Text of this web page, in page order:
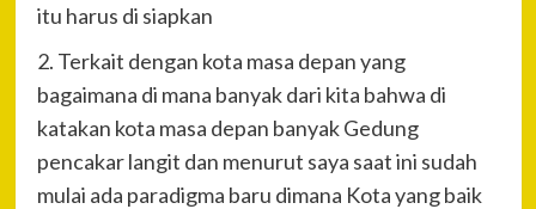
itu harus di siapkan
2. Terkait dengan kota masa depan yang
bagaimana di mana banyak dari kita bahwa di
katakan kota masa depan banyak Gedung
pencakar langit dan menurut saya saat ini sudah
mulai ada paradigma baru dimana Kota yang baik